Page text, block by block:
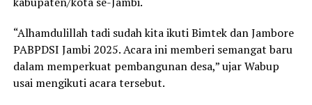
“Alhamdulillah tadi sudah kita ikuti Bimtek dan Jambore
PABPDSI Jambi 2025. Acara ini memberi semangat baru
dalam memperkuat pembangunan desa,” ujar Wabup
usai mengikuti acara tersebut.